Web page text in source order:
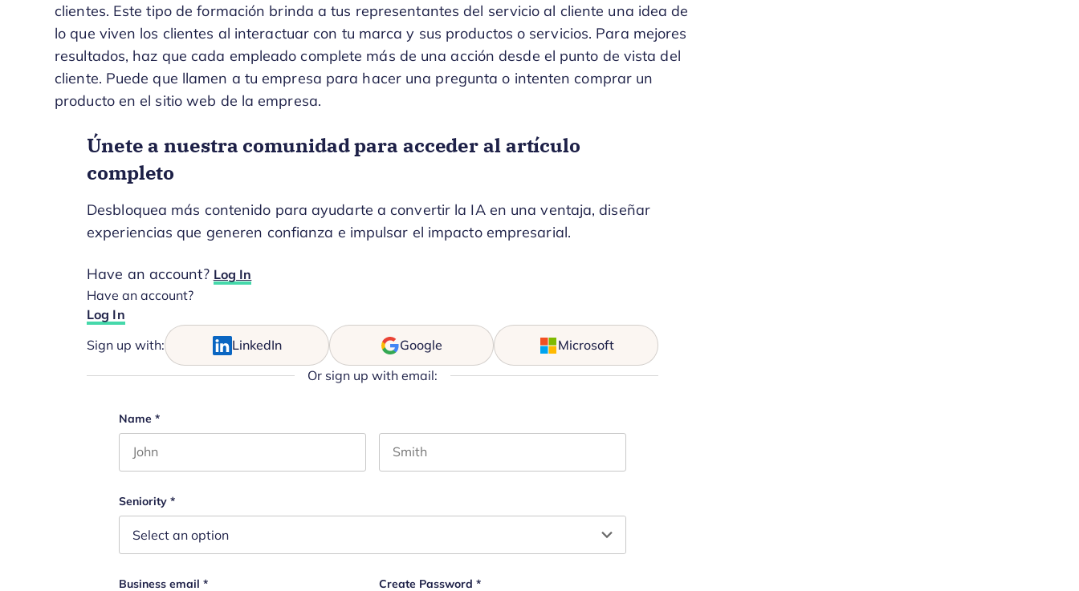
clientes. Este tipo de formación brinda a tus representantes del servicio al cliente una idea de
lo que viven los clientes al interactuar con tu marca y sus productos o servicios. Para mejores
resultados, haz que cada empleado complete más de una acción desde el punto de vista del
cliente. Puede que llamen a tu empresa para hacer una pregunta o intenten comprar un
producto en el sitio web de la empresa.
Únete a nuestra comunidad para acceder al artículo
completo
Desbloquea más contenido para ayudarte a convertir la IA en una ventaja, diseñar
experiencias que generen confianza e impulsar el impacto empresarial.
Have an account? Log In
Have an account?
Log In
Sign up with: LinkedIn Google Microsoft
Or sign up with email:
Name
Name *
Seniority *
Business email * Create Password *